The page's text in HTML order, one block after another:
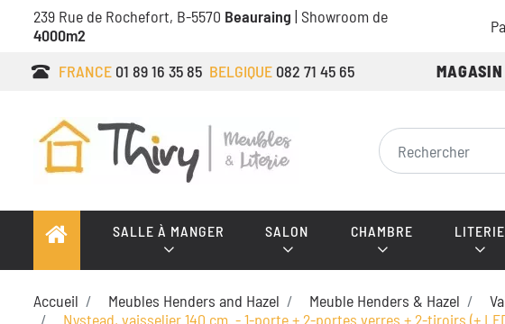
239 Rue de Rochefort, B-5570 Beauraing | Showroom de
4000m2
FRANCE 01 89 16 35 85 BELGIQUE 082 71 45 65
SALLE À MANGER SALON CHAMBRE LITERIE
Accueil Meubles Henders and Hazel Meuble Henders & Hazel
Nystead, vaisselier 140 cm. - 1-porte + 2-portes verres + 2-tiroirs (+